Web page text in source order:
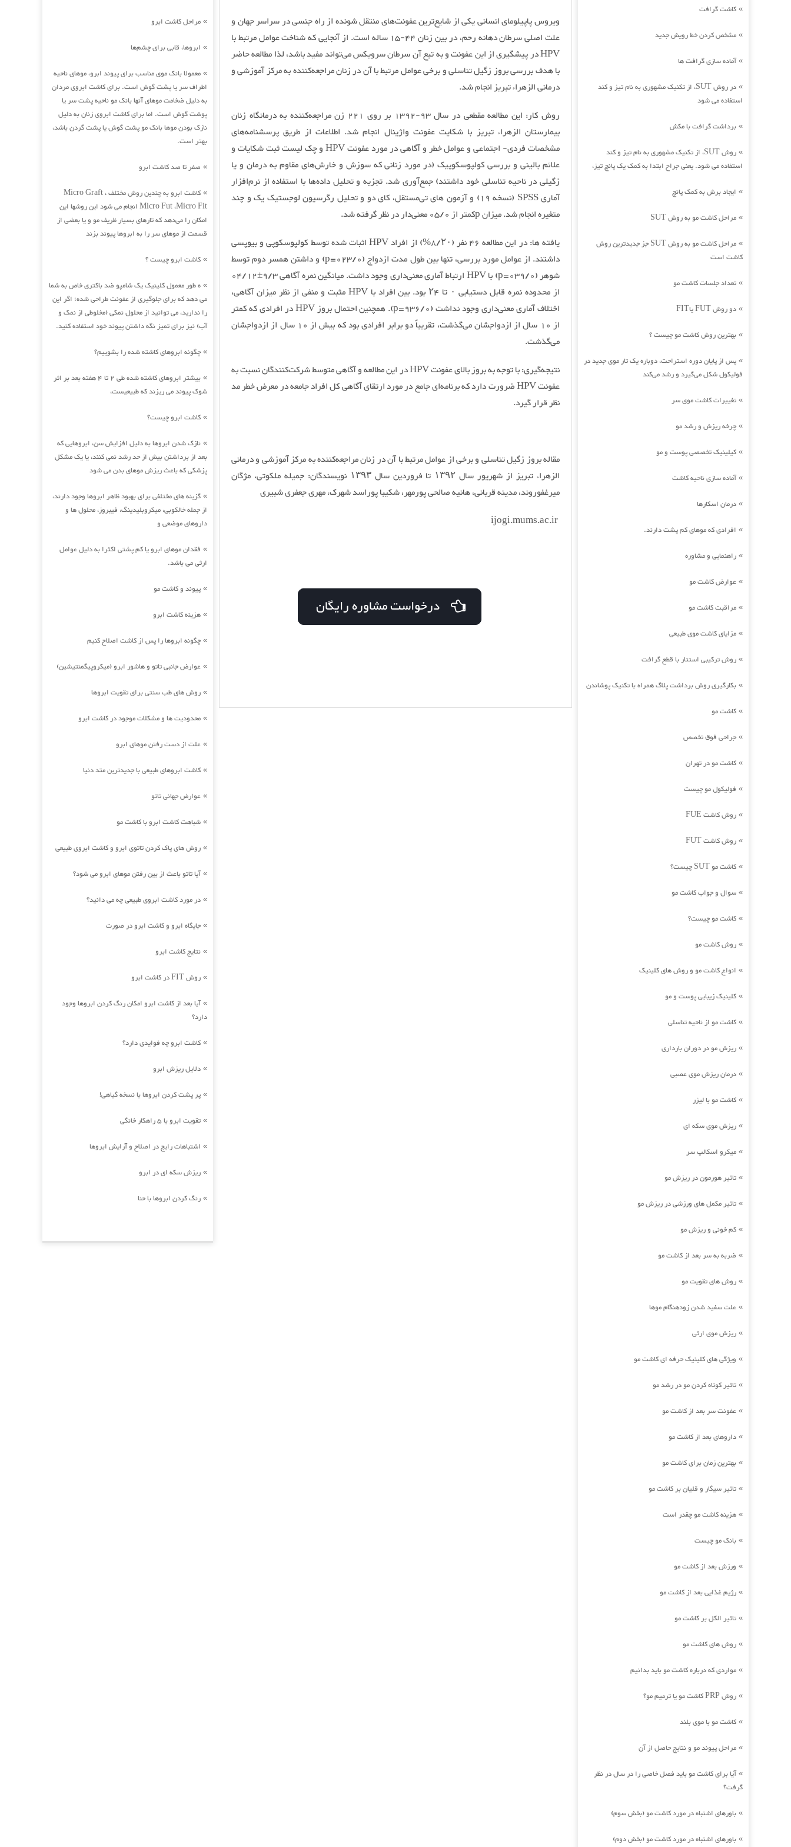
» مراحل کاشت ابرو
» ابروها، قابی برای چشم‌ها
» معمولا بانک موی مناسب برای پیوند ابرو، موهای ناحیه
اطراف سر یا پشت گوش است. برای کاشت ابروی مردان
به دلیل ضخامت موهای آنها بانک مو ناحیه پشت سر یا
پوشت گوش است. اما برای کاشت ابروی زنان به دلیل
نازک بودن موها بانک مو پشت گوش یا پشت گردن باشد،
بهتر است.
» صفر تا صد کاشت ابرو
»
کاشت ابرو به چندین روش مختلف Micro Graft ،
Micro Fut ،Micro Fit انجام می شود این روشها این
امکان را می‌دهد که تارهای بسیار ظریف مو و یا بعضی از
قسمت از موهای سر را به ابروها پیوند بزند
» کاشت ابرو چیست ؟
» ه طور معمول کلینیک یک شامپو ضد باکتری خاص به شما
می دهد که برای جلوگیری از عفونت طراحی شده؛ اگر این
را ندارید، می توانید از محلول نمکی (مخلوطی از نمک و
آب) نیز برای تمیز نگه داشتن پیوند خود استفاده کنید.
» چگونه ابروهای کاشته شده را بشوییم؟
»
بیشتر ابروهای کاشته شده طی 2 تا 4 هفته بعد بر اثر
شوک پیوند می ریزند که طبیعیست،
» کاشت ابرو چیست؟
» نازک شدن ابروها به دلیل افزایش سن، ابروهایی که
بعد از برداشتن بیش از حد رشد نمی کنند، یا یک مشکل
پزشکی که باعث ریزش موهای بدن می شود
» گزینه های مختلفی برای بهبود ظاهر ابروها وجود دارند،
از جمله خالکوبی، میکروبلیدینگ، فیبروز، محلول ها و
داروهای موضعی و
» فقدان موهای ابرو یا کم پشتی اکثرا به دلیل عوامل
ارثی می باشد.
» پیوند و کاشت مو
» هزینه کاشت ابرو
» چگونه ابروها را پس از کاشت اصلاح کنیم
» عوارض جانبی تاتو و هاشور ابرو (میکروپیگمنتیشین)
» روش های طب سنتی برای تقویت ابروها
» محدودیت ها و مشکلات موجود در کاشت ابرو
» علت از دست رفتن موهای ابرو
» کاشت ابروهای طبیعی با جدیدترین متد دنیا
» عوارض جهانی تاتو
» شباهت کاشت ابرو با کاشت مو
» روش های پاک کردن تاتوی ابرو و کاشت ابروی طبیعی
»آیا تاتو باعث از بین رفتن موهای ابرو می شود؟
» در مورد کاشت ابروی طبیعی چه می دانید؟
» جایگاه ابرو و کاشت ابرو در صورت
» نتایج کاشت ابرو
» روش FIT در کاشت ابرو
»آیا بعد از کاشت ابرو امکان رنگ کردن ابروها وجود
دارد؟
» کاشت ابرو چه فوایدی دارد؟
» دلایل ریزش ابرو
» پر پشت کردن ابروها با نسخه گیاهی!
» تقویت ابرو با 5 راهکار خانگی
» اشتباهات رایج در اصلاح و آرایش ابروها
» ریزش سکه ای در ابرو
» رنگ کردن ابروها با حنا
ویروس پاپیلومای انسانی یکی از شایع‌ترین عفونت‌های منتقل شونده از راه جنسی در سراسر جهان و
علت اصلی سرطان دهانه رحم، در بین زنان 44-15 ساله است. از آنجایی‌ که شناخت عوامل مرتبط با
HPV در پیشگیری از این عفونت و به تبع آن سرطان سرویکس می‌تواند مفید باشد، لذا مطالعه حاضر
با هدف بررسی بروز زگیل تناسلی و برخی عوامل مرتبط با آن در زنان مراجعه‌کننده به مرکز آموزشی و
درمانی الزهراء تبریز انجام شد.
روش کار: این مطالعه مقطعی در سال 93-1392 بر روی 221 زن مراجعه‌کننده به درمانگاه زنان
بیمارستان الزهراء تبریز با شکایت عفونت واژینال انجام شد. اطلاعات از طریق پرسشنامه‌های
مشخصات فردی- اجتماعی و عوامل خطر و آگاهی در مورد عفونت HPV و چک لیست ثبت شکایات و
علائم بالینی و بررسی کولپوسکوپیک (در مورد زنانی که سوزش و خارش‌های مقاوم به درمان و یا
زگیلی در ناحیه تناسلی خود داشتند) جمع‌آوری شد. تجزیه و تحلیل داده‌ها با استفاده از نرم‌افزار
آماری SPSS (نسخه 19) و آزمون های تی‌مستقل، کای دو و تحلیل رگرسیون لوجستیک یک و چند
متغیره انجام شد. میزان pکمتر از 05/0 معنی‌دار در نظر گرفته شد.
یافته ها: در این مطالعه 46 نفر (8/۲۰%) از افراد HPV اثبات شده توسط کولپوسکوپی و بیوپسی
داشتند. از عوامل مورد بررسی، تنها بین طول مدت ازدواج (023/0=p) و داشتن همسر دوم توسط
شوهر (039/0=p) با HPV ارتباط آماری معنی‌داری وجود داشت. میانگین نمره آگاهی 9/3±04/12
از محدوده نمره قابل دستیابی ۰ تا ۲۴ بود. بین افراد با HPV مثبت و منفی از نظر میزان آگاهی،
اختلاف آماری معنی‌داری وجود نداشت (936/0=p). همچنین احتمال بروز HPV در افرادی که کمتر
از 10 سال از ازدواجشان می‌گذشت، تقریباً دو برابر افرادی بود که بیش از 10 سال از ازدواجشان
می‌گذشت.
نتیجه‌گیری: با توجه به بروز بالای عفونت HPV در این مطالعه و آگاهی متوسط شرکت‌کنندگان نسبت به
عفونت HPV ضرورت دارد که برنامه‌ای جامع در مورد ارتقای آگاهی کل افراد جامعه در معرض خطر مد
نظر قرار گیرد.
مقاله بروز زگیل تناسلی و برخی از عوامل مرتبط با آن در زنان مراجعه‌کننده به مرکز آموزشی و درمانی
الزهراء تبریز از شهریور سال ۱۳۹۲ تا فروردین سال ۱۳۹۳ نویسندگان: جمیله ملکوتی، مژگان
میرغفوروند، مدینه قربانی، هانیه صالحی پورمهر، شکیبا پوراسد شهرک، مهری جعفری شبیری
» کاشت گرافت
» مشخص کردن خط رویش جدید
»آماده سازی گرافت ها
»
در روش SUT، از تکنیک مشهوری به نام تیز و کند
استفاده می شود
» برداشت گرافت با مکش
»
روش SUT، از تکنیک مشهوری به نام تیز و کند
استفاده می شود. یعنی جراح ابتدا به کمک یک پانچ تیز،
» ایجاد برش به کمک پانچ
» مراحل کاشت مو به روش SUT
»
مراحل کاشت مو به روش SUT جز جدیدترین روش
کاشت است
» تعداد جلسات کاشت مو
» دو روش FUT یاFIT
» بهترین روش کاشت مو چیست ؟
» پس از پایان دوره استراحت، دوباره یک تار موی جدید در
فولیکول شکل می‌گیرد و رشد می‌کند
» تغییرات کاشت موی سر
» چرخه ریزش و رشد مو
» کیلینیک تخصصی پوست و مو
»آماده سازی ناحیه کاشت
» درمان اسکارها
» افرادی که موهای کم پشت دارند.
» راهنمایی و مشاوره
» عوارض کاشت مو
» مراقبت کاشت مو
» مزایای کاشت موی طبیعی
» روش ترکیبی استتار با قطع گرافت
» بکارگیری روش برداشت پلاگ همراه با تکنیک پوشاندن
» کاشت مو
» جراحی فوق تخصص
» کاشت مو در تهران
» فولیکول مو چیست
» روش کاشت FUE
» روش کاشت FUT
» کاشت مو SUT چیست؟
» سوال و جواب کاشت مو
» کاشت مو چیست؟
» روش کاشت مو
» انواع کاشت مو و روش های کلینیک
» کلینیک زیبایی پوست و مو
» کاشت مو از ناحیه تناسلی
» ریزش مو در دوران بارداری
» درمان ریزش موی عصبی
» کاشت مو با لیزر
» ریزش موی سکه ای
» میکرو اسکالپ سر
» تاثیر هورمون در ریزش مو
» تاثیر مکمل های ورزشی در ریزش مو
» کم خونی و ریزش مو
» ضربه به سر بعد از کاشت مو
» روش های تقویت مو
» علت سفید شدن زودهنگام موها
» ریزش موی ارثی
» ویژگی های کلینیک حرفه ای کاشت مو
» تاثیر کوتاه کردن مو در رشد مو
» عفونت سر بعد از کاشت مو
» داروهای بعد از کاشت مو
» بهترین زمان برای کاشت مو
» تاثیر سیگار و قلیان بر کاشت مو
» هزینه کاشت مو چقدر است
» بانک مو چیست
» ورزش بعد از کاشت مو
» رژیم غذایی بعد از کاشت مو
» تاثیر الکل بر کاشت مو
» روش های کاشت مو
» مواردی که درباره کاشت مو باید بدانیم
» روش PRP کاشت مو یا ترمیم مو؟
» کاشت مو با موی بلند
» مراحل پیوند مو و نتایج حاصل از آن
»آیا برای کاشت مو باید فصل خاصی را در سال در نظر
گرفت؟
» باورهای اشتباه در مورد کاشت مو (بخش سوم)
» باورهای اشتباه در مورد کاشت مو (بخش دوم)